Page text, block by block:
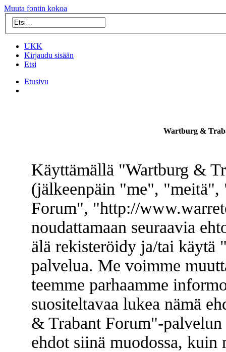
Muuta fontin kokoa
UKK
Kirjaudu sisään
Etsi
Etusivu
Wartburg &
Käyttämällä "Wartburg &
(jälkeenpäin "me",
Forum", "http://
noudattamaan seuraavia
älä rekisteröidy ja/tai käytä
palvelua. Me voimme
teemme parhaamme
suositeltavaa lukea nämä
& Trabant Forum"-
ehdot siinä muodossa,